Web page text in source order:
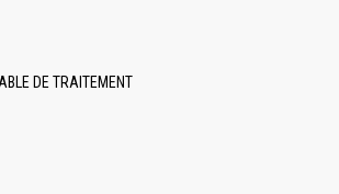
DE TRAITEMENT